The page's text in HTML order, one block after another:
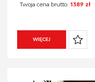
Twoja cena brutto: 1389 zł
WIĘCEJ